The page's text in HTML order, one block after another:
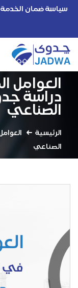
سياسة ضمان الخدمة
العوامل
دراسة
الصناعي
الرئيسية
الصناعي